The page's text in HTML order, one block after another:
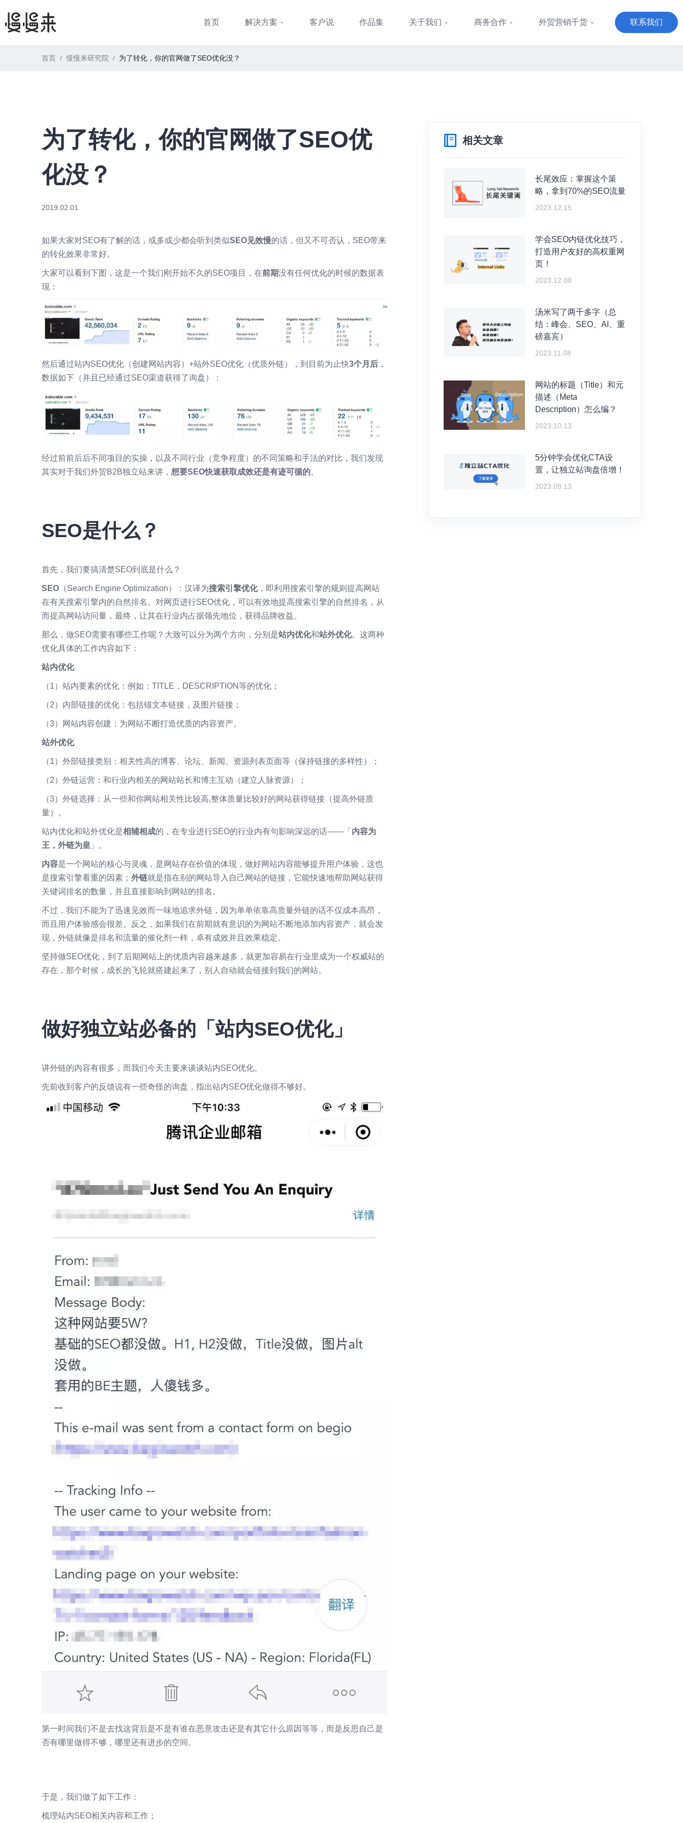
首页 解决方案 客户说 作品集 关于我们 商务合作 外贸营销干货 联系我们
首页 / 慢慢来研究院 / 为了转化，你的官网做了SEO优化没？
为了转化，你的官网做了SEO优
化没？
2019.02.01
如果大家对SEO有了解的话，或多或少都会听到类似SEO见效慢的话，但又不可否认，SEO带来
的转化效果非常好。
大家可以看到下图，这是一个我们刚开始不久的SEO项目，在前期没有任何优化的时候的数据表
现：
然后通过站内SEO优化（创建网站内容）+站外SEO优化（优质外链），到目前为止快3个月后 ，
数据如下（并且已经通过SEO渠道获得了询盘）：
经过前前后后不同项目的实操，以及不同行业（竞争程度）的不同策略和手法的对比，我们发现
其实对于我们外贸B2B独立站来讲， 想要SEO快速获取成效还是有迹可循的。
SEO是什么？
首先，我们要搞清楚SEO到底是什么？
SEO （Search Engine Optimization）：汉译为搜索引擎优化，即利用搜索引擎的规则提高网站
在有关搜索引擎内的自然排名。对网页进行SEO优化，可以有效地提高搜索引擎的自然排名，从
而提高网站访问量，最终，让其在行业内占据领先地位，获得品牌收益。
那么，做SEO需要有哪些工作呢？大致可以分为两个方向，分别是站内优化和站外优化。这两种
优化具体的工作内容如下：
站内优化
（1）站内要素的优化：例如：TITLE，DESCRIPTION等的优化；
（2）内部链接的优化：包括锚文本链接，及图片链接；
（3）网站内容创建：为网站不断打造优质的内容资产。
站外优化
（1）外部链接类别：相关性高的博客、论坛、新闻、资源列表页面等（保持链接的多样性）；
（2）外链运营：和行业内相关的网站站长和博主互动（建立人脉资源）；
（3）外链选择：从一些和你网站相关性比较高,整体质量比较好的网站获得链接（提高外链质
量）。
站内优化和站外优化是相辅相成的，在专业进行SEO的行业内有句影响深远的话——「 内容为
王，外链为皇 」。
内容是一个网站的核心与灵魂，是网站存在价值的体现，做好网站内容能够提升用户体验，这也
是搜索引擎看重的因素； 外链就是指在别的网站导入自己网站的链接，它能快速地帮助网站获得
关键词排名的数量，并且直接影响到网站的排名。
不过，我们不能为了迅速见效而一味地追求外链，因为单单依靠高质量外链的话不仅成本高昂，
而且用户体验感会很差。反之，如果我们在前期就有意识的为网站不断地添加内容资产，就会发
现，外链就像是排名和流量的催化剂一样，卓有成效并且效果稳定。
坚持做SEO优化，到了后期网站上的优质内容越来越多，就更加容易在行业里成为一个权威站的
存在，那个时候，成长的飞轮就搭建起来了，别人自动就会链接到我们的网站。
做好独立站必备的「站内SEO优化」
讲外链的内容有很多，而我们今天主要来谈谈站内SEO优化。
先前收到客户的反馈说有一些奇怪的询盘，指出站内SEO优化做得不够好。
第一时间我们不是去找这背后是不是有谁在恶意攻击还是有其它什么原因等等，而是反思自己是
否有哪里做得不够，哪里还有进步的空间。
于是，我们做了如下工作：
梳理站内SEO相关内容和工作；
相关文章
长尾效应：掌握这个策
略，拿到70%的SEO流量
2023.12.15
学会SEO内链优化技巧，
打造用户友好的高权重网
页！
2023.12.08
汤米写了两千多字（总
结：峰会、SEO、AI、重
磅嘉宾）
2023.11.08
网站的标题（Title）和元
描述（Meta
Description）怎么编？
2023.10.13
5分钟学会优化CTA设
置，让独立站询盘倍增！
2023.09.13